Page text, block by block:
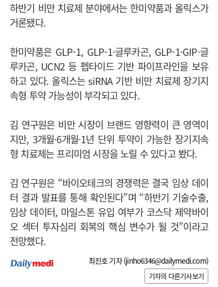
하반기 비만 치료제 분야에서는 한미약품과 올릭스가
거론됐다.
한미약품은 GLP-1, GLP-1·글루카곤, GLP-1·GIP·글
루카곤, UCN2 등 펩타이드 기반 파이프라인을 보유
하고 있다. 올릭스는 siRNA 기반 비만 치료제 장기지
속형 투약 가능성이 부각되고 있다.
김 연구원은 비만 시장이 브랜드 영향력이 큰 영역이
지만, 3개월·6개월·1년 단위 투약이 가능한 장기지속
형 치료제는 프리미엄 시장을 노릴 수 있다고 봤다.
김 연구원은 “바이오테크의 경쟁력은 결국 임상 데이
터 결과 발표를 통해 확인된다”며 “하반기 기술수출,
임상 데이터, 마일스톤 유입 여부가 코스닥 제약바이
오 섹터 투자심리 회복의 핵심 변수가 될 것”이라고
전망했다.
최진호 기자 (jinho6346@dailymedi.com)
기자의 다른기사보기